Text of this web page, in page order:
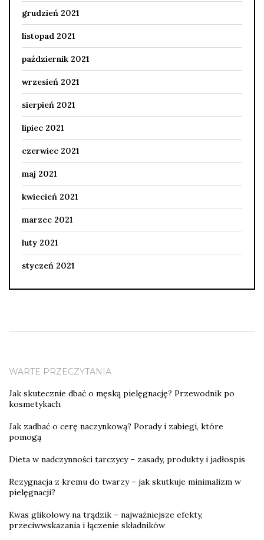
grudzień 2021
listopad 2021
październik 2021
wrzesień 2021
sierpień 2021
lipiec 2021
czerwiec 2021
maj 2021
kwiecień 2021
marzec 2021
luty 2021
styczeń 2021
WARTE PRZECZYTANIA
Jak skutecznie dbać o męską pielęgnację? Przewodnik po
kosmetykach
Jak zadbać o cerę naczynkową? Porady i zabiegi, które
pomogą
Dieta w nadczynności tarczycy – zasady, produkty i jadłospis
Rezygnacja z kremu do twarzy – jak skutkuje minimalizm w
pielęgnacji?
Kwas glikolowy na trądzik – najważniejsze efekty,
przeciwwskazania i łączenie składników